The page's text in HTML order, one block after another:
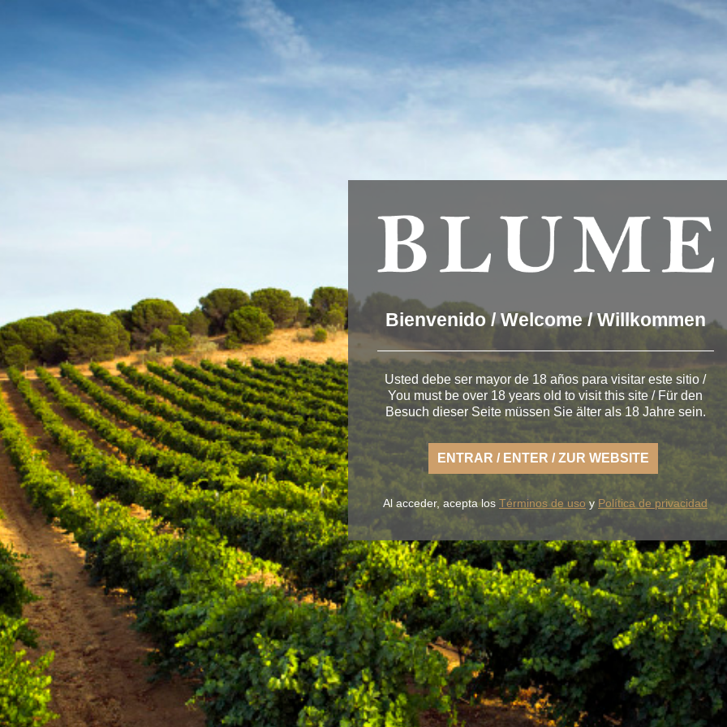
UNSERE WEINE BLUME &
093_DUERO
< Bodega de Ribera del Duero
Mit BLUME genießen Sie die frische Art eines leichten Rueda, sorglos und
Erde im Geschmack getreu.
UNSERE WEINE DER WEINKELLER BLUME & GASTRO BLUME &
+34 926 32 24 00 contacto@pagosdelrey.com
Wir verwenden Cookies, um dir die bestmögliche Erfahrung auf unserer Website zu bieten.
You can find out more about which cookies we are using or switch them off in
Bienvenido / Welcome / Willkommen
Usted debe ser mayor de 18 años para visitar este sitio /
You must be over 18 years old to visit this site / Für den
Besuch dieser Seite müssen Sie älter als 18 Jahre sein.
ENTRAR / ENTER / ZUR WEBSITE
Al acceder, acepta los Términos de uso y Política de privacidad